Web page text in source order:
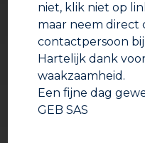
Afhankelijk van de
Zorg dat het vlas
verdeeld wordt bij het
niet, klik niet op
maar neem direct
contactpersoon bij
Hartelijk dank
waakzaamheid.
Een fijne dag
GEB SAS